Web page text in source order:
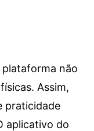
não
Assim,
praticidade
aplicativo do